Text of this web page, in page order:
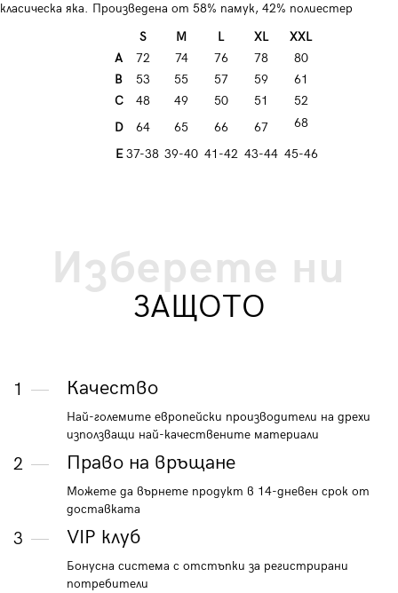
класическа яка. Произведена от 58% памук, 42% полиестер
S
M L XL
XXL
A
72 74 76 78
80
B
53 55 57 59
61
C
48 49 50 51
52
D
64 65 66 67 68
E 37-38 39-40 41-42 43-44 45-46
Изберете ни
ЗАЩОТО
1 Качество
Най-големите европейски производители на дрехи
използващи най-качествените материали
2 Право на връщане
Можете да върнете продукт в 14-дневен срок от
доставката
3 VIP клуб
Бонусна система с отстъпки за регистрирани
потребители